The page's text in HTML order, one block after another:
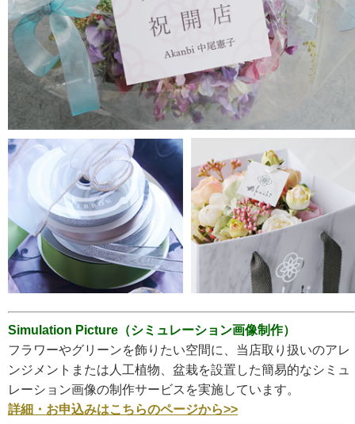
Simulation Picture（シミュレーション画像制作）
フラワーやグリーンを飾りたい空間に、当店取り扱いのアレ
ンジメントまたは人工植物、盆栽を設置した簡易的なシミュ
レーション画像の制作サービスを実施しています。
詳細・お申込みはこちらのページから>>